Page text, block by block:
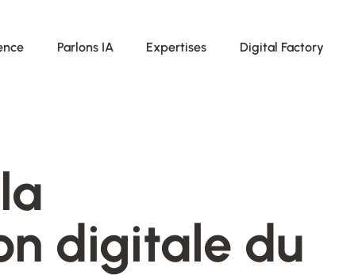
Parlons IA Expertises Digital Factory
digitale du